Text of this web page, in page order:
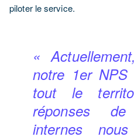
piloter le service.
«
notre 1er
tout le
réponses
internes nous